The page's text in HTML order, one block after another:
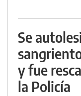
Se
y fue
la Policía